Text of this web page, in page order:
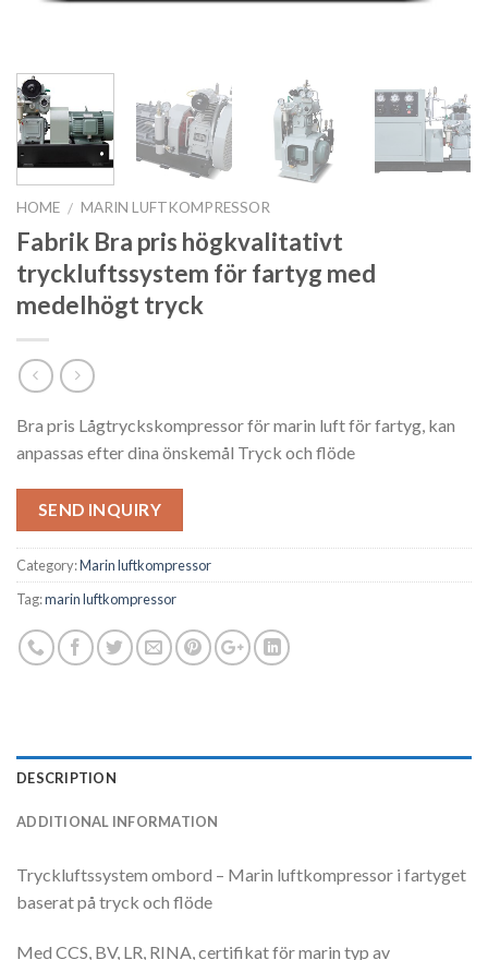
HOME / MARIN LUFTKOMPRESSOR
Fabrik Bra pris högkvalitativt
tryckluftssystem för fartyg med
medelhögt tryck
Bra pris Lågtryckskompressor för marin luft för fartyg, kan
anpassas efter dina önskemål Tryck och flöde
SEND INQUIRY
Category:Marin luftkompressor
Tag:marin luftkompressor
DESCRIPTION
ADDITIONAL INFORMATION
Tryckluftssystem ombord – Marin luftkompressor i fartyget
baserat på tryck och flöde
Med CCS, BV, LR, RINA, certifikat för marin typ av